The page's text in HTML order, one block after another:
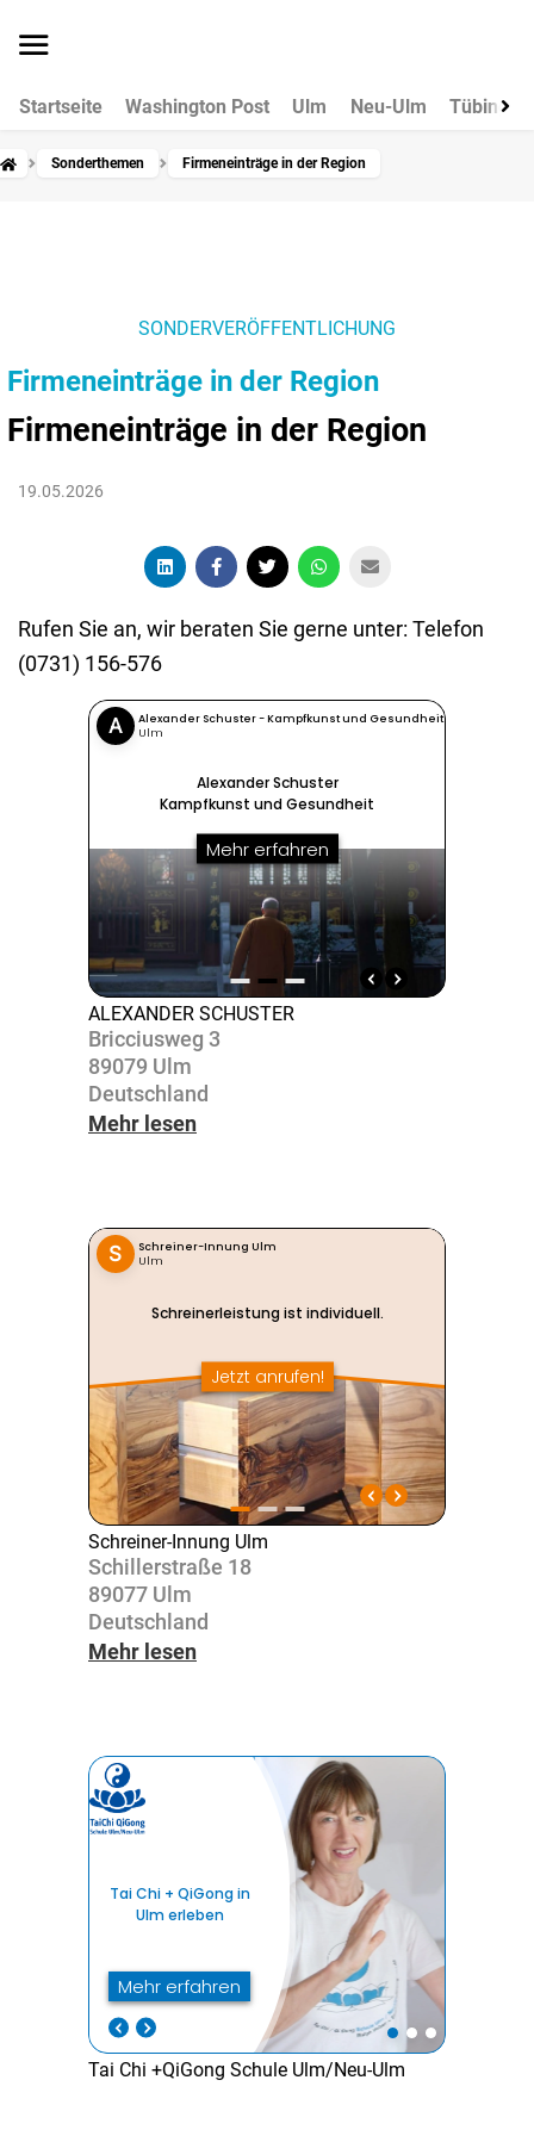
Startseite Washington Post Ulm Neu-Ulm Tübingen
Sonderthemen Firmeneinträge in der Region
SONDERVERÖFFENTLICHUNG
Firmeneinträge in der Region
Firmeneinträge in der Region
19.05.2026
Rufen Sie an, wir beraten Sie gerne unter: Telefon
(0731) 156-576
ALEXANDER SCHUSTER
Bric­ci­usweg 3
89079 Ulm
Deutsch­land
Mehr lesen
Schreiner-Innung Ulm
Schil­ler­straße 18
89077 Ulm
Deutsch­land
Mehr lesen
Tai Chi +QiGong Schule Ulm/Neu-Ulm